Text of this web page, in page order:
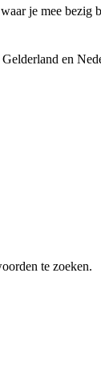
je mee bezig
en
te zoeken.